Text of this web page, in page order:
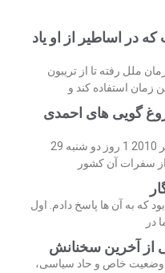
در اساطیر از او یاد
ملل رفته تا از تریبون
زمان استفاده کند و
گویی های احمدی
چهارشنبه 31 شهریور 89 / 22 سپتامبر 2010 1 روز دو شنبه 29
از سفرات آن کشور
که به آن ها پاسخ دادم. اول
در
از آخرین سخنانش
وضعیت خاص و حاد سیاسی،